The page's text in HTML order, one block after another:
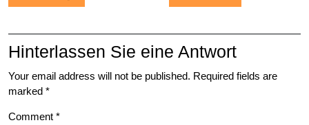
Hinterlassen Sie eine Antwort
Your email address will not be published. Required fields are
marked *
Comment *